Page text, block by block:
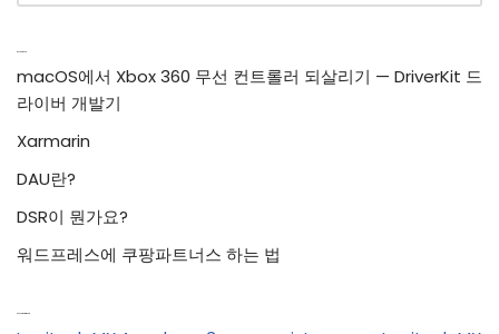
macOS에서 Xbox 360 무선 컨트롤러 되살리기 — DriverKit 드
라이버 개발기
Xarmarin
DAU란?
DSR이 뭔가요?
워드프레스에 쿠팡파트너스 하는 법